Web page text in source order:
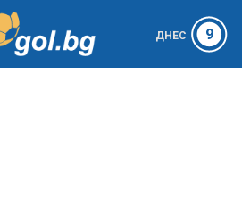
ДНЕС 9